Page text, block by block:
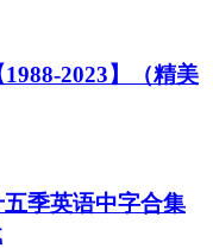
2023】（精美
季英语中字合集